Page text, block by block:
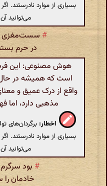
بسیاری از موارد نادرستند.
می‌توانید آن
# سست‌مغزی
در حرم
هوش مصنوعی: این فرد
است که همیشه در حال
واقع از درک عمیق و
مذهبی دارد، اما
اخطار: برگردان‌های
بسیاری از موارد نادرستند.
می‌توانید آن
# بود
خادمان را